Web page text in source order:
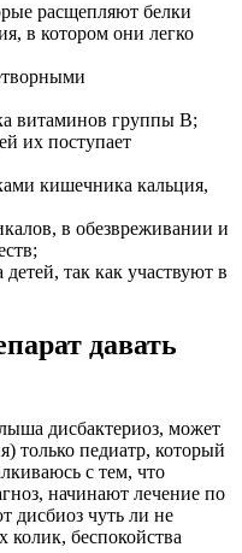
расщепляют белки
в котором они легко
витаминов группы В;
их поступает
кишечника кальция,
в обезвреживании и
так как участвуют в
давать
дисбактериоз, может
только педиатр, который
с тем, что
начинают лечение по
дисбиоз чуть ли не
беспокойства